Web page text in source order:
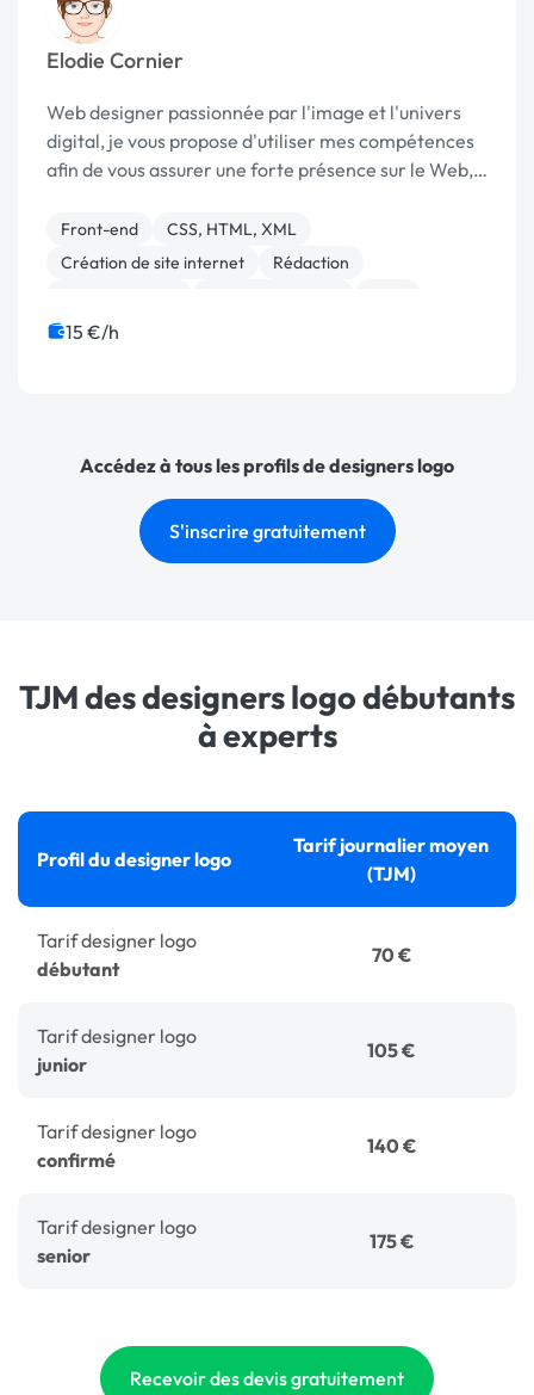
Elodie Cornier
Web designer passionnée par l'image et l'univers
digital, je vous propose d'utiliser mes compétences
afin de vous assurer une forte présence sur le Web,
disponible pour des créations de logo, cartes de v...
Front-end
CSS, HTML, XML
Création de site internet
Rédaction
15 €/h
Accédez à tous les profils de designers logo
S'inscrire gratuitement
TJM des designers logo débutants
à experts
Profil du designer logo
Tarif journalier moyen
(TJM)
Tarif designer logo
débutant
70 €
Tarif designer logo
junior
105 €
Tarif designer logo
confirmé
140 €
Tarif designer logo
senior
175 €
Recevoir des devis gratuitement